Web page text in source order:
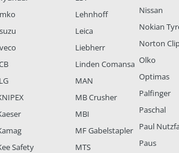
Safety
Lehnhoff
Leica
Liebherr
Linden Comansa
MAN
MB Crusher
MBI
MF Gabelstapler
MTS
Nissan
Nokian
Norton
Olko
Optimas
Palfinger
Paschal
Paul
Paus